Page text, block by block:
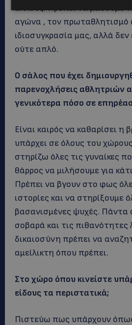
άλλους. Πρέπει να μάθουμε
αγώνα , τον πρωταθλητισμό
ιδιοσυγκρασία μας, αλλά δεν
ούτε απλό.
Ο σάλος που έχει
παρενοχλήσεις αθλητριών
γενικότερα πόσο σε
Είναι καιρός να καθαρίσει η
υπάρχει σε όλους του
στηρίζω όλες τις γυναίκες
θάρρος να μιλήσουμε για
Πρέπει να βγουν στο φως
ιστορίες και να στηρίξουμε
βασανισμένες ψυχές. Πάντα
σοβαρά και τις
δικαιοσύνη πρέπει να
αμείλικτη όπου πρέπει.
Στο χώρο όπου κινείστε
είδους τα περιστατικά;
Πιστεύω πως υπάρχουν